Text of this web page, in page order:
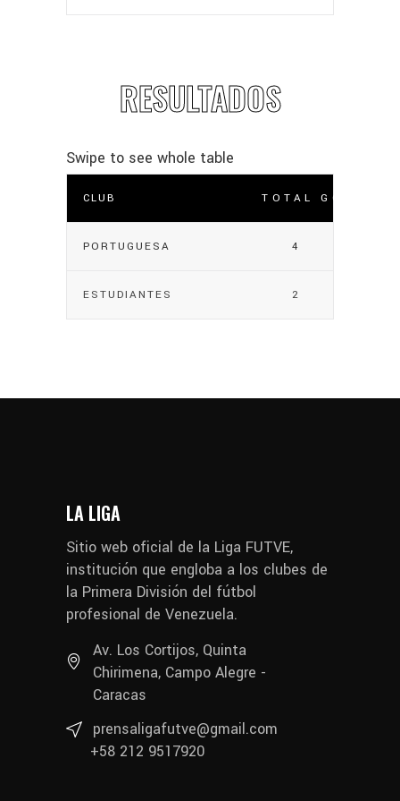
RESULTADOS
CLUB TOTAL GOLES
PORTUGUESA 4
ESTUDIANTES 2
LA LIGA
Sitio web oficial de la Liga FUTVE,
institución que engloba a los clubes de
la Primera División del fútbol
profesional de Venezuela.
Av. Los Cortijos, Quinta
Chirimena, Campo Alegre -
Caracas
prensaligafutve@gmail.com
+58 212 9517920